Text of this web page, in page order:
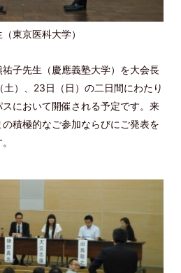
東京医科大学）
子先生（慶應義塾大学）を大会長
）、23日（日）の二日間にわたり
において開催される予定です。来
積極的なご参加ならびにご発表を